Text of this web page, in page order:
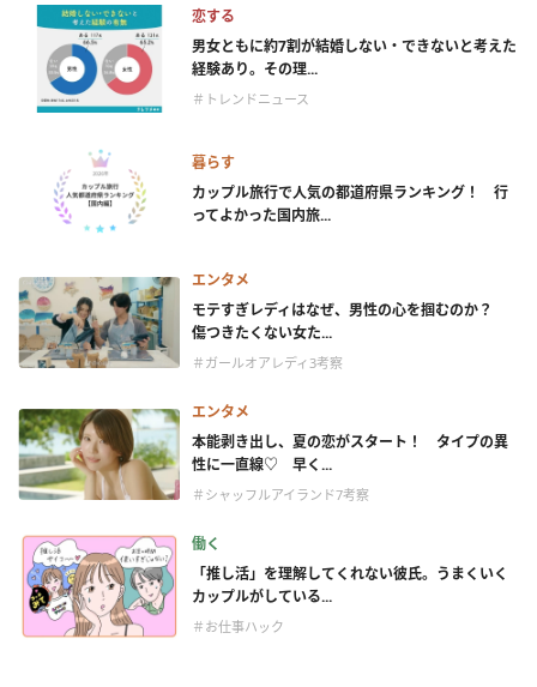
恋する
男女ともに約7割が結婚しない・できないと考えた
経験あり。その理...
＃トレンドニュース
暮らす
カップル旅行で人気の都道府県ランキング！ 行
ってよかった国内旅...
エンタメ
モテすぎレディはなぜ、男性の心を掴むのか？
傷つきたくない女た...
＃ガールオアレディ3考察
エンタメ
本能剥き出し、夏の恋がスタート！ タイプの異
性に一直線♡ 早く...
＃シャッフルアイランド7考察
働く
「推し活」を理解してくれない彼氏。うまくいく
カップルがしている...
＃お仕事ハック